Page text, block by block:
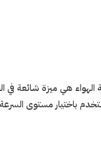
بسرعة المكيف 3 مستويات
باختيار مستوى